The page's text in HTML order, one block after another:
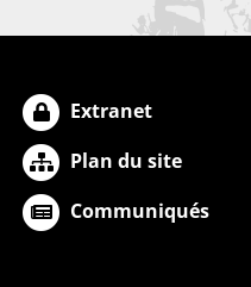
Extranet
Plan du site
Communiqués